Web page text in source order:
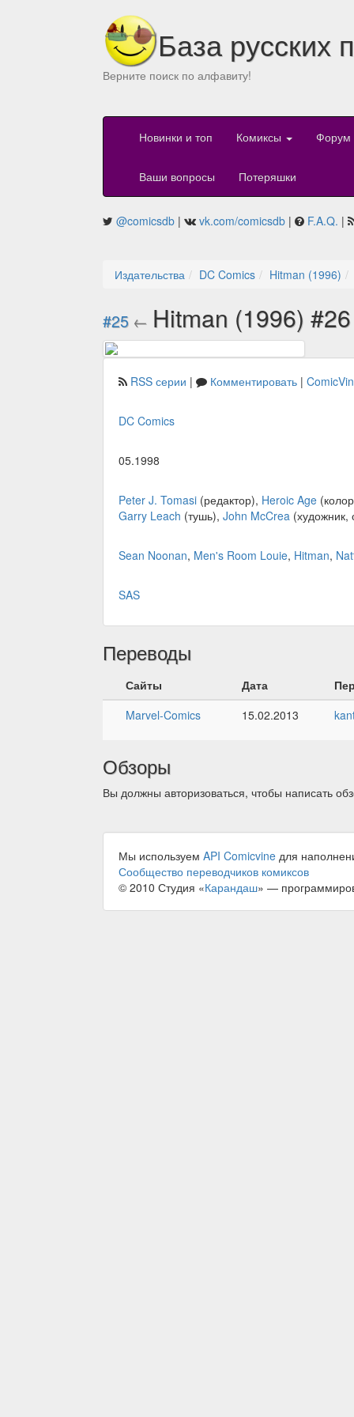
База русских
Верните поиск по алфавиту!
Новинки и топ Комиксы Форум
Ваши вопросы Потеряшки
@comicsdb | vk.com/comicsdb | F.A.Q. |
Издательства DC Comics Hitman (1996)
#25 ← Hitman (1996)
RSS серии | Комментировать |
DC Comics
05.1998
Peter J. Tomasi (редактор), Heroic Age
Garry Leach (тушь), John McCrea
Sean Noonan, Men's Room Louie, Hitman,
SAS
Переводы
Сайты Дата
Marvel-Comics
15.02.2013
Обзоры
Вы должны авторизоваться, чтобы написать
Мы используем API Comicvine для
Сообщество переводчиков комиксов
© 2010 Студия «Карандаш» —